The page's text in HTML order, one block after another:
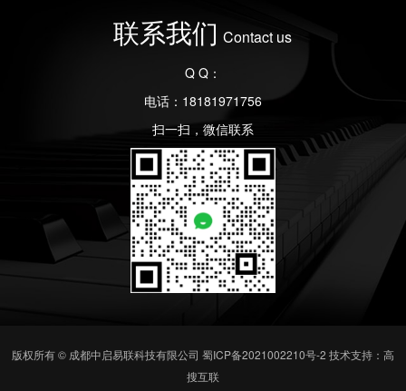
联系我们 Contact us
Q Q：
电话：18181971756
扫一扫，微信联系
版权所有 © 成都中启易联科技有限公司 蜀ICP备2021002210号-2 技术支持：高
搜互联